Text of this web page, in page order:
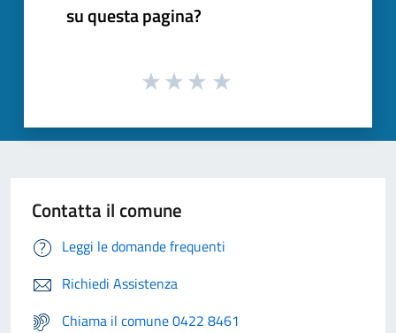
su questa pagina?
Contatta il comune
Leggi le domande frequenti
Richiedi Assistenza
Chiama il comune 0422 8461